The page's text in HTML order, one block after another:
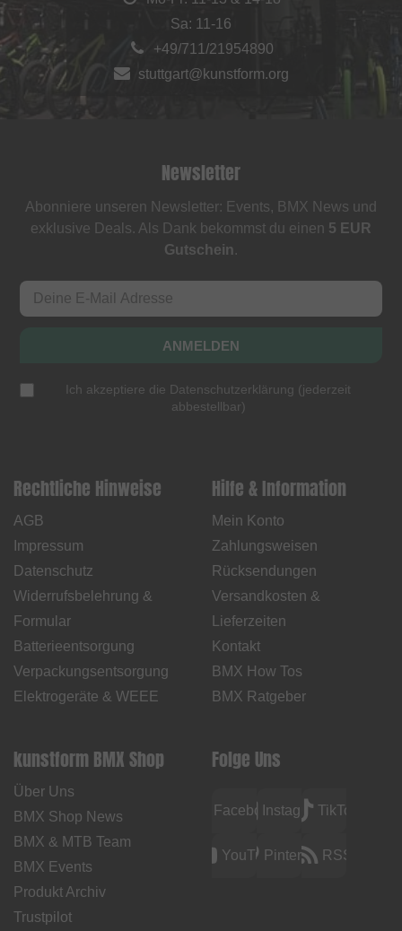
Sa: 11-16
+49/711/21954890
stuttgart@kunstform.org
Newsletter
Abonniere unseren Newsletter: Events, BMX News und
exklusive Deals. Als Dank bekommst du einen 5 EUR
Gutschein.
ANMELDEN
Ich akzeptiere die Datenschutzerklärung (jederzeit
abbestellbar)
Rechtliche Hinweise
AGB
Impressum
Datenschutz
Widerrufsbelehrung &
Formular
Batterieentsorgung
Verpackungsentsorgung
Elektrogeräte & WEEE
Hilfe & Information
Mein Konto
Zahlungsweisen
Rücksendungen
Versandkosten &
Lieferzeiten
Kontakt
BMX How Tos
BMX Ratgeber
kunstform BMX Shop
Über Uns
BMX Shop News
BMX & MTB Team
BMX Events
Produkt Archiv
Trustpilot
Folge Uns
FacebookInstagramTikTok
YouTubePinterest RSS